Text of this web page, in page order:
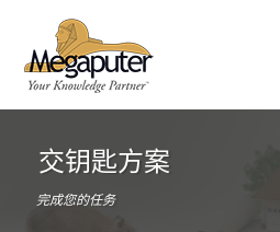
交钥匙方案
完成您的任务